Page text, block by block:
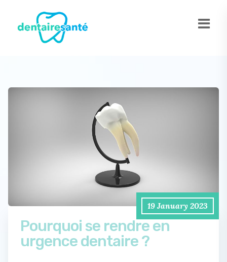
19 January 2023
Pourquoi se rendre en
urgence dentaire ?